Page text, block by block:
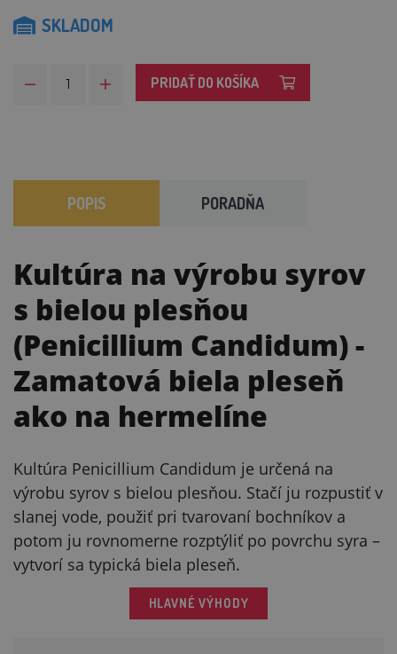
SKLADOM
PRIDAŤ DO KOŠÍKA
POPIS PORADŇA
Kultúra na výrobu syrov
s bielou plesňou
(Penicillium Candidum)-
Zamatová biela pleseň
ako na hermelíne
Kultúra Penicillium Candidum je určená na
výrobu syrov s bielou plesňou. Stačí ju rozpustiť v
slanej vode, použiť pri tvarovaní bochníkov a
potom ju rovnomerne rozptýliť po povrchu syra –
vytvorí sa typická biela pleseň.
HLAVNÉ VÝHODY